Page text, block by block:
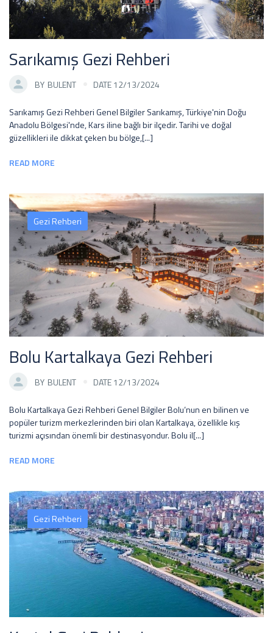
Sarıkamış Gezi Rehberi
BY BULENT DATE 12/13/2024
Sarıkamış Gezi Rehberi Genel Bilgiler Sarıkamış, Türkiye'nin Doğu
Anadolu Bölgesi'nde, Kars iline bağlı bir ilçedir. Tarihi ve doğal
güzellikleri ile dikkat çeken bu bölge,[...]
READ MORE
Gezi Rehberi
Bolu Kartalkaya Gezi Rehberi
BY BULENT DATE 12/13/2024
Bolu Kartalkaya Gezi Rehberi Genel Bilgiler Bolu’nun en bilinen ve
popüler turizm merkezlerinden biri olan Kartalkaya, özellikle kış
turizmi açısından önemli bir destinasyondur. Bolu il[...]
READ MORE
Gezi Rehberi